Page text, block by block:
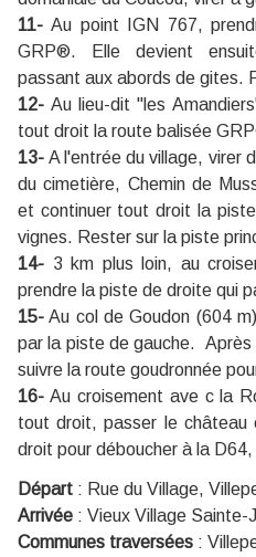
11-Au point IGN 767,
GRP®. Elle devient
passant aux abords de gites.
12-Au lieu-dit "les
tout droit la route balisée
13-A l'entrée du village, virer
du cimetière, Chemin de
et continuer tout droit la
vignes. Rester sur la piste
14- 3 km plus loin, au
prendre la piste de droite qui
15- Au col de Goudon (604
par la piste de gauche.
suivre la route goudronnée
16- Au croisement ave c la
tout droit, passer le château
droit pour déboucher à la
Départ : Rue du Village,
Arrivée : Vieux Village Sainte-
Communes traversées :